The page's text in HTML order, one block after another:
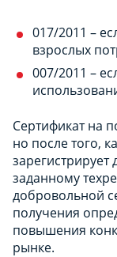
017/2011 –
взрослых
007/2011 –
Сертификат на
но после того,
зарегистрирует
заданному
добровольной
получения
повышения
рынке.